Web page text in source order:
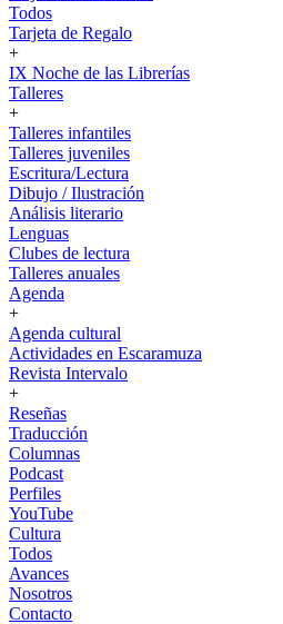
Todos
Tarjeta de Regalo
+
IX Noche de las Librerías
Talleres
+
Talleres infantiles
Talleres juveniles
Escritura/Lectura
Dibujo / Ilustración
Análisis literario
Lenguas
Clubes de lectura
Talleres anuales
Agenda
+
Agenda cultural
Actividades en Escaramuza
Revista Intervalo
+
Reseñas
Traducción
Columnas
Podcast
Perfiles
YouTube
Cultura
Todos
Avances
Nosotros
Contacto